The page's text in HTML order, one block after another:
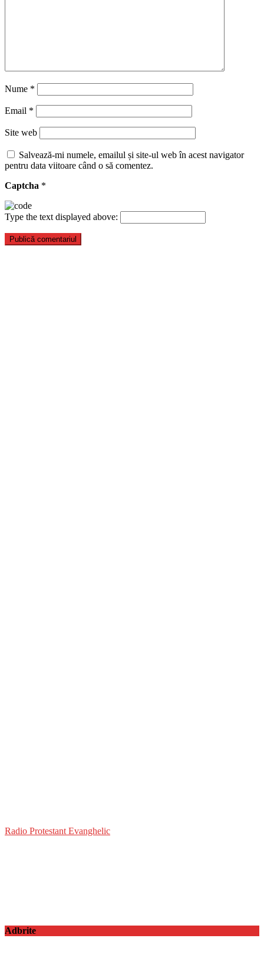
Nume *
Email *
Site web
Salvează-mi numele, emailul și site-ul web în acest navigator
pentru data viitoare când o să comentez.
Captcha *
Type the text displayed above:
Radio Protestant Evanghelic
Adbrite